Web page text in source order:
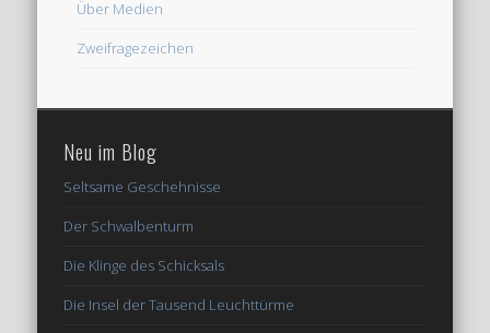
Über Medien
Zweifragezeichen
Neu im Blog
Seltsame Geschehnisse
Der Schwalbenturm
Die Klinge des Schicksals
Die Insel der Tausend Leuchttürme